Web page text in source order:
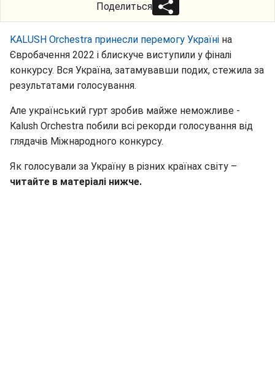
Поделиться
KALUSH Orchestra принесли перемогу Україні на
Євробачення 2022 і блискуче виступили у фіналі
конкурсу. Вся Україна, затамувавши подих, стежила за
результатами голосування.
Але український гурт зробив майже неможливе -
Kalush Orchestra побили всі рекорди голосування від
глядачів Міжнародного конкурсу.
Як голосували за Україну в різних країнах світу –
читайте в матеріалі нижче.